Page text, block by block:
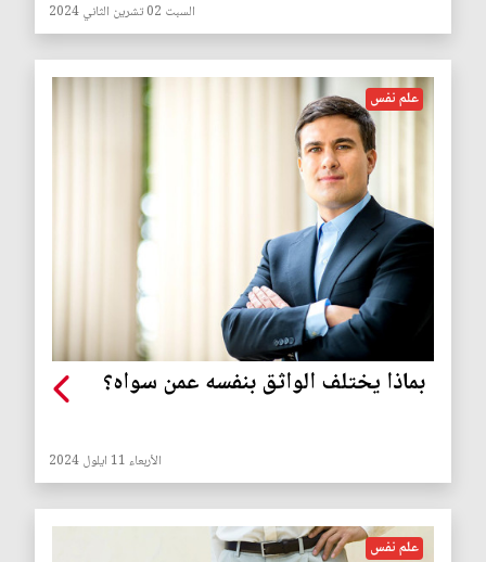
السبت 02 تشرين الثاني 2024
علم نفس
بماذا يختلف الواثق بنفسه عمن سواه؟
الأربعاء 11 ايلول 2024
علم نفس